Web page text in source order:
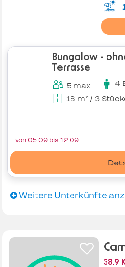
Bungalow -
Terrasse
5 max 4
18 m² / 3
von 05.09 bis 12.09
Weitere Unterkünfte
38.9